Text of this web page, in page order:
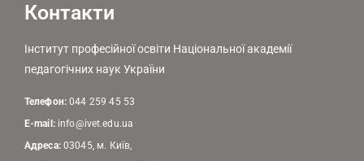
Контакти
Інститут професійної освіти Національної академії
педагогічних наук України
Телефон:044 259 45 53
E-mail: info@ivet.edu.ua
Адреса:03045, м. Київ,